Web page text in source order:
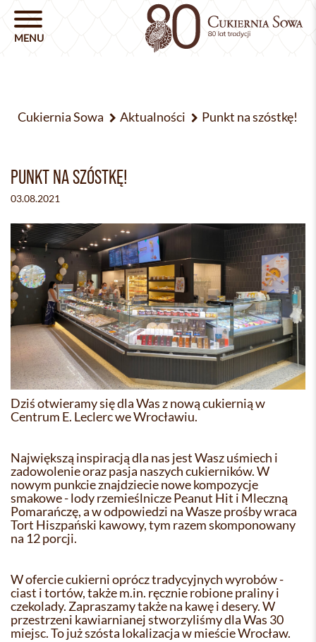
Cukiernia Sowa Aktualności Punkt na szóstkę!
PUNKT NA SZÓSTKĘ!
03.08.2021
Dziś otwieramy się dla Was z nową cukiernią w
Centrum E. Leclerc we Wrocławiu.
Największą inspiracją dla nas jest Wasz uśmiech i
zadowolenie oraz pasja naszych cukierników. W
nowym punkcie znajdziecie nowe kompozycje
smakowe - lody rzemieślnicze Peanut Hit i Mleczną
Pomarańczę, a w odpowiedzi na Wasze prośby wraca
Tort Hiszpański kawowy, tym razem skomponowany
na 12 porcji.
W ofercie cukierni oprócz tradycyjnych wyrobów -
ciast i tortów, także m.in. ręcznie robione praliny i
czekolady. Zapraszamy także na kawę i desery. W
przestrzeni kawiarnianej stworzyliśmy dla Was 30
miejsc. To już szósta lokalizacja w mieście Wrocław.